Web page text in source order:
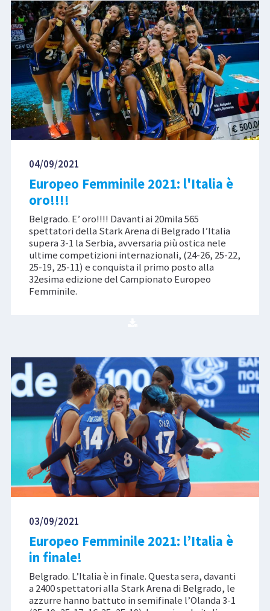
04/09/2021
Europeo Femminile 2021: l'Italia è
oro!!!!
Belgrado. E’ oro!!!! Davanti ai 20mila 565
spettatori della Stark Arena di Belgrado l’Italia
supera 3-1 la Serbia, avversaria più ostica nele
ultime competizioni internazionali, (24-26, 25-22,
25-19, 25-11) e conquista il primo posto alla
32esima edizione del Campionato Europeo
Femminile.
03/09/2021
Europeo Femminile 2021: l’Italia è
in finale!
Belgrado. L’Italia è in finale. Questa sera, davanti
a 2400 spettatori alla Stark Arena di Belgrado, le
azzurre hanno battuto in semifinale l’Olanda 3-1